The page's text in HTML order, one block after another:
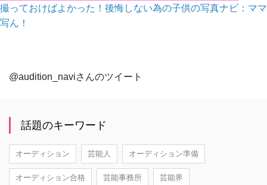
撮っておけばよかった！後悔しない為の子供の写真ナビ：ママ
写ん！
@audition_naviさんのツイート
話題のキーワード
オーディション 芸能人 オーディション準備
オーディション合格 芸能事務所 芸能界